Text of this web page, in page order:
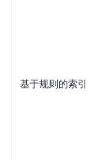
基于规则的索引